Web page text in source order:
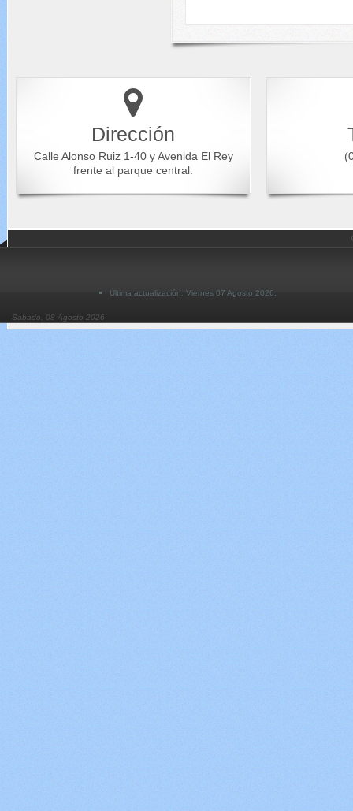
Dirección
Calle Alonso Ruiz 1-40 y Avenida El Rey
frente al parque central.
Última actualización: Viernes 07 Agosto 2026.
Sábado, 08 Agosto 2026